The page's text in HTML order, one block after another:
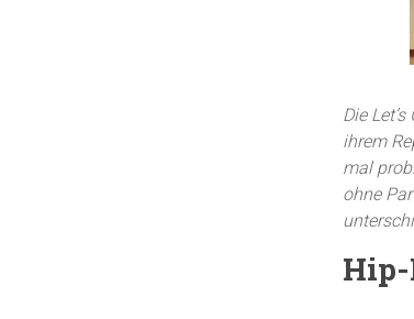
Die
ihrem
mal
ohne
Hip-